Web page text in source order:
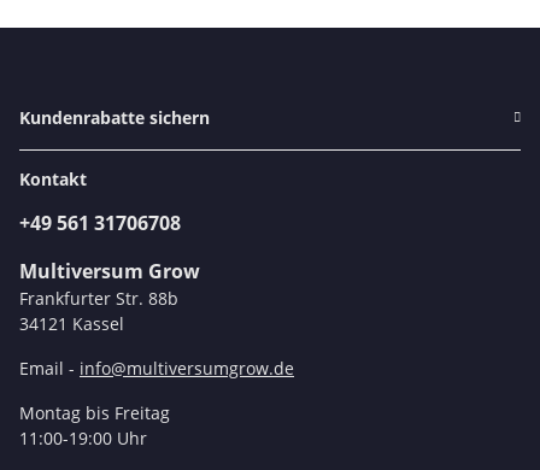
Kundenrabatte sichern
Kontakt
+49 561 31706708
Multiversum Grow
Frankfurter Str. 88b
34121 Kassel
Email - info@multiversumgrow.de
Montag bis Freitag
11:00-19:00 Uhr